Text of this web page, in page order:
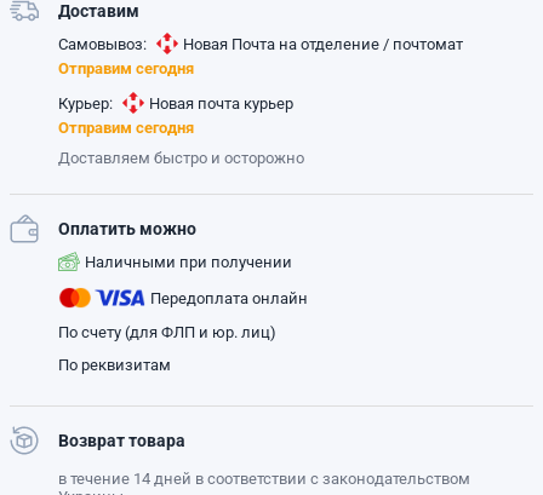
Доставим
Самовывоз:
Новая Почта на отделение / почтомат
Отправим сегодня
Курьер:
Новая почта курьер
Отправим сегодня
Доставляем быстро и осторожно
Оплатить можно
Наличными при получении
Передоплата онлайн
По счету (для ФЛП и юр. лиц)
По реквизитам
Возврат товара
в течение 14 дней в соответствии с законодательством